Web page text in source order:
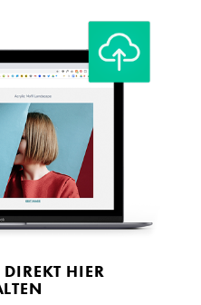
HIER